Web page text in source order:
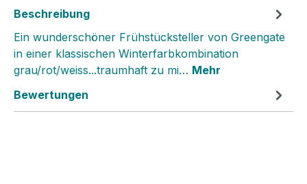
Beschreibung
Ein wunderschöner Frühstücksteller von Greengate
in einer klassischen Winterfarbkombination
grau/rot/weiss...traumhaft zu mi… Mehr
Bewertungen